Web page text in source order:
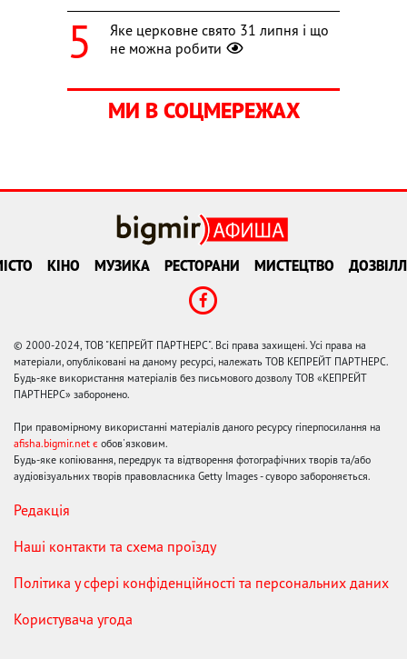
Яке церковне свято 31 липня і що
не можна робити
МИ В СОЦМЕРЕЖАХ
КІНО МУЗИКА РЕСТОРАНИ МИСТЕЦТВО
© 2000-2024, ТОВ "КЕПРЕЙТ ПАРТНЕРС". Всі права захищені. Усі права на
матеріали, опубліковані на даному ресурсі, належать ТОВ КЕПРЕЙТ ПАРТНЕРС.
Будь-яке використання матеріалів без письмового дозволу ТОВ «КЕПРЕЙТ
ПАРТНЕРС» заборонено.
При правомірному використанні матеріалів даного ресурсу гіперпосилання на
afisha.bigmir.net є обов'язковим.
Будь-яке копіювання, передрук та відтворення фотографічних творів та/або
аудіовізуальних творів правовласника Getty Images - суворо забороняється.
Редакція
Наші контакти та схема проїзду
Політика у сфері конфіденційності та персональних даних
Користувача угода